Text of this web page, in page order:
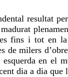
resultat
fins i tot en
de milers
en el
dia a dia